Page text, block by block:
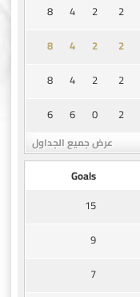
2
2
4
8
2
2
4
8
2
2
4
8
2
0
6
6
عرض جميع الجداول
Goals
15
9
7